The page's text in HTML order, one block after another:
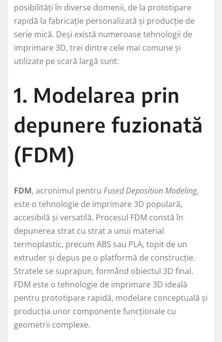
posibilități în diverse domenii, de la prototipare
rapidă la fabricație personalizată și producție de
serie mică. Deși există numeroase tehnologii de
imprimare 3D, trei dintre cele mai comune și
utilizate pe scară largă sunt:
1. Modelarea prin
depunere fuzionată
(FDM)
FDM, acronimul pentru Fused Deposition Modeling,
este o tehnologie de imprimare 3D populară,
accesibilă și versatilă. Procesul FDM constă în
depunerea strat cu strat a unui material
termoplastic, precum ABS sau PLA, topit de un
extruder și depus pe o platformă de construcție.
Stratele se suprapun, formând obiectul 3D final.
FDM este o tehnologie de imprimare 3D ideală
pentru prototipare rapidă, modelare conceptuală și
producția unor componente funcționale cu
geometrii complexe.